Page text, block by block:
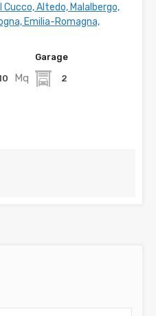
Cucco, Altedo, Malalbergo,
Emilia-Romagna,
Mq
Garage
2